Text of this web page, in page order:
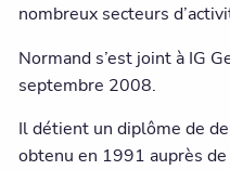
nombreux secteurs
Normand s’est joint à IG
septembre 2008.
Il détient un diplôme de
obtenu en 1991 auprès